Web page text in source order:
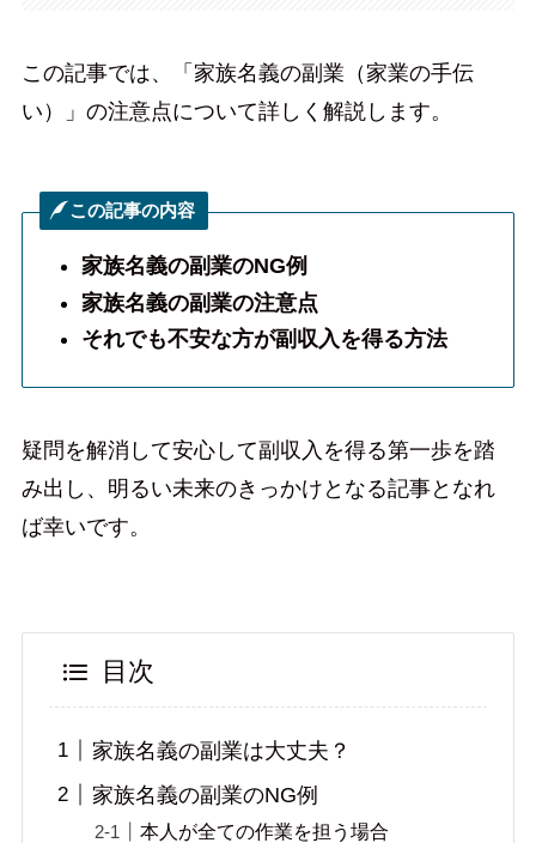
この記事では、「家族名義の副業（家業の手伝
い）」の注意点について詳しく解説します。
この記事の内容
家族名義の副業のNG例
家族名義の副業の注意点
それでも不安な方が副収入を得る方法
疑問を解消して安心して副収入を得る第一歩を踏
み出し、明るい未来のきっかけとなる記事となれ
ば幸いです。
目次
家族名義の副業は大丈夫？
家族名義の副業のNG例
本人が全ての作業を担う場合